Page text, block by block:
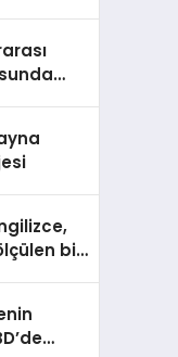
Koydu
bir